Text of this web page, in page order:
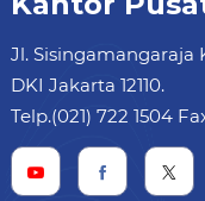
Jl. Sisingamangaraja
DKI Jakarta 12110.
Telp.(021) 722 1504